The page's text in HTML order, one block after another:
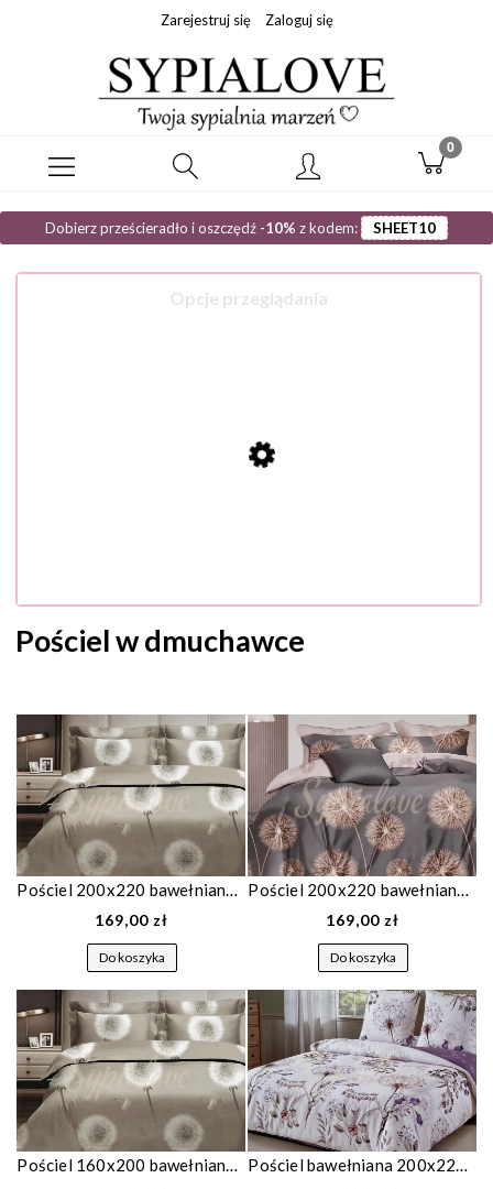
Zarejestruj się Zaloguj się
Dobierz prześcieradło i oszczędź -10% z kodem: SHEET10
Opcje przeglądania
Pościel w dmuchawce
Pościel 200x220 bawełniana piaskowa w dmuchawce 1925
169,00 zł
Do koszyka
Pościel 200x220 bawełniana szara w dmuchawce 1984
169,00 zł
Do koszyka
Pościel 160x200 bawełniana piaskowa w dmuchawce 1925 Pościel bawełniana 200x220 z dmuchawcami 1880